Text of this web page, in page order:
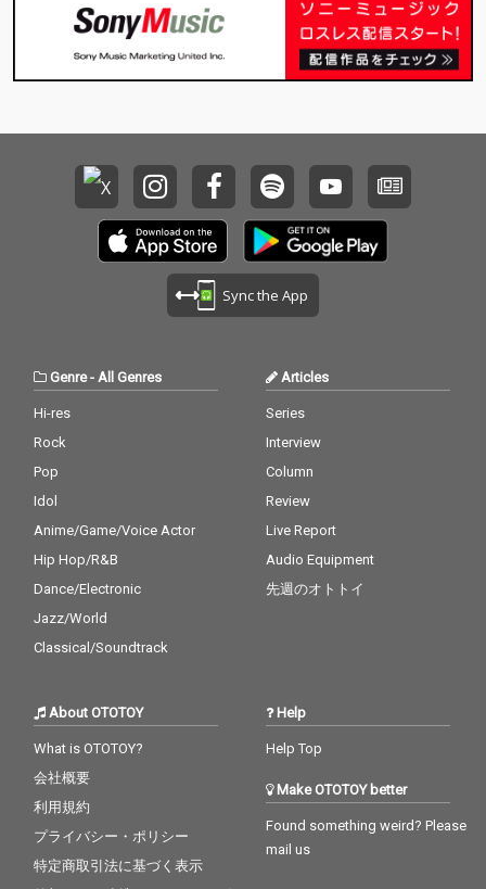
Sync the App
Genre- All Genres
Hi-res
Rock
Pop
Idol
Anime/Game/Voice Actor
Hip Hop/R&B
Dance/Electronic
Jazz/World
Classical/Soundtrack
Articles
Series
Interview
Column
Review
Live Report
Audio Equipment
先週のオトトイ
About OTOTOY
What is OTOTOY?
会社概要
利用規約
プライバシー・ポリシー
特定商取引法に基づく表示
Help
Help Top
Make OTOTOY better
Found something weird? Please
mail us